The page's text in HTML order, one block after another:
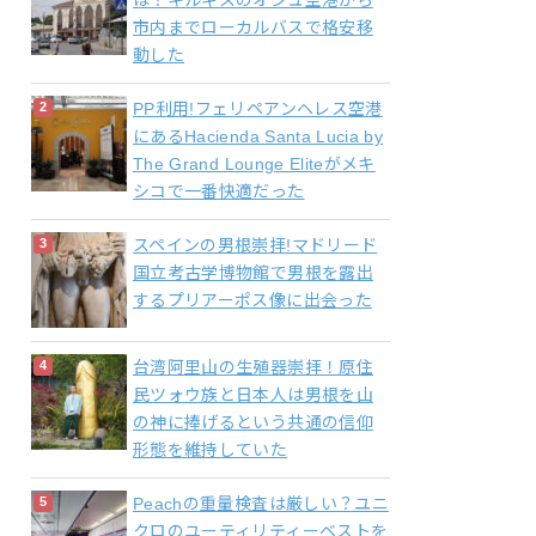
市内までローカルバスで格安移
動した
PP利用!フェリペアンヘレス空港
にあるHacienda Santa Lucia by
The Grand Lounge Eliteがメキ
シコで一番快適だった
スペインの男根崇拝!マドリード
国立考古学博物館で男根を露出
するプリアーポス像に出会った
台湾阿里山の生殖器崇拝！原住
民ツォウ族と日本人は男根を山
の神に捧げるという共通の信仰
形態を維持していた
Peachの重量検査は厳しい？ユニ
クロのユーティリティーベストを